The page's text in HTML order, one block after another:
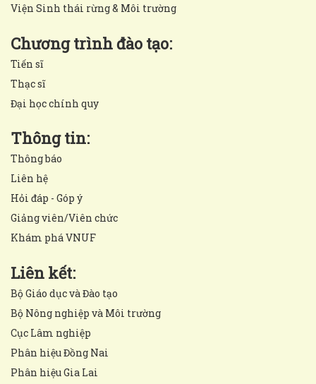
Viện Sinh thái rừng & Môi trường
Chương trình đào tạo:
Tiến sĩ
Thạc sĩ
Đại học chính quy
Thông tin:
Thông báo
Liên hệ
Hỏi đáp - Góp ý
Giảng viên/Viên chức
Khám phá VNUF
Liên kết:
Bộ Giáo dục và Đào tạo
Bộ Nông nghiệp và Môi trường
Cục Lâm nghiệp
Phân hiệu Đồng Nai
Phân hiệu Gia Lai